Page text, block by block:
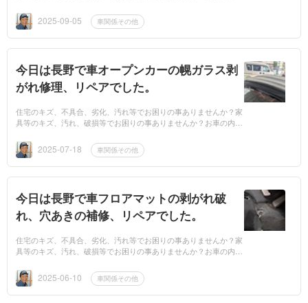
したら、業者...
2025-09-05 車関係その他
今日は長野で車オープンカーの幌ガラス剥
がれ修理、リペアでした。
住宅のキズ、不具合、劣化、汚れ等でお困りの事ありませんか？家
具等のキズ、汚れ、破損等でお困りの事ありませんか？お車の内装
したら、業者...
2025-07-18 車関係その他
今日は長野で車フロアマットの剥がれ破
れ、穴あきの補修、リペアでした。
住宅のキズ、不具合、劣化、汚れ等でお困りの事ありませんか？家
具等のキズ、汚れ、破損等でお困りの事ありませんか？お車の内装
したら、業者...
2025-06-10 車関係その他